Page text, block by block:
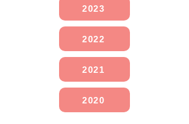
2023
2022
2021
2020